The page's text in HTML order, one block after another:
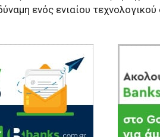
ενός ενιαίου